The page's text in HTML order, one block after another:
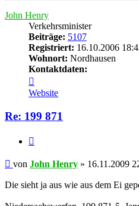
John Henry
Verkehrsminister
Beiträge: 5107
Registriert: 16.10.2006
Wohnort: Nordhausen
Kontaktdaten:
von
John
Henry
Website
Re: 199 871
Beitrag
von John Henry » 16.11.2009
Die sieht ja aus wie aus dem Ei